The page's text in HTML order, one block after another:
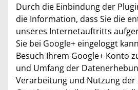
Durch die Einbindung der
die Information, dass Sie die
unseres Internetauftritts
Sie bei Google+ eingeloggt
Besuch Ihrem Google+ Konto
und Umfang der
Verarbeitung und Nutzung der